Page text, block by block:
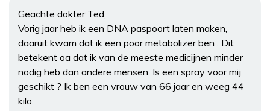
Geachte dokter Ted,
Vorig jaar heb ik een DNA paspoort laten maken,
daaruit kwam dat ik een poor metabolizer ben . Dit
betekent oa dat ik van de meeste medicijnen minder
nodig heb dan andere mensen. Is een spray voor mij
geschikt ? Ik ben een vrouw van 66 jaar en weeg 44
kilo.